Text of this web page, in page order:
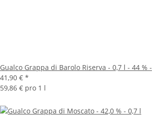
Gualco Grappa di Barolo Riserva - 0,7 l - 44 % -
41,90 € *
59,86 € pro 1 l